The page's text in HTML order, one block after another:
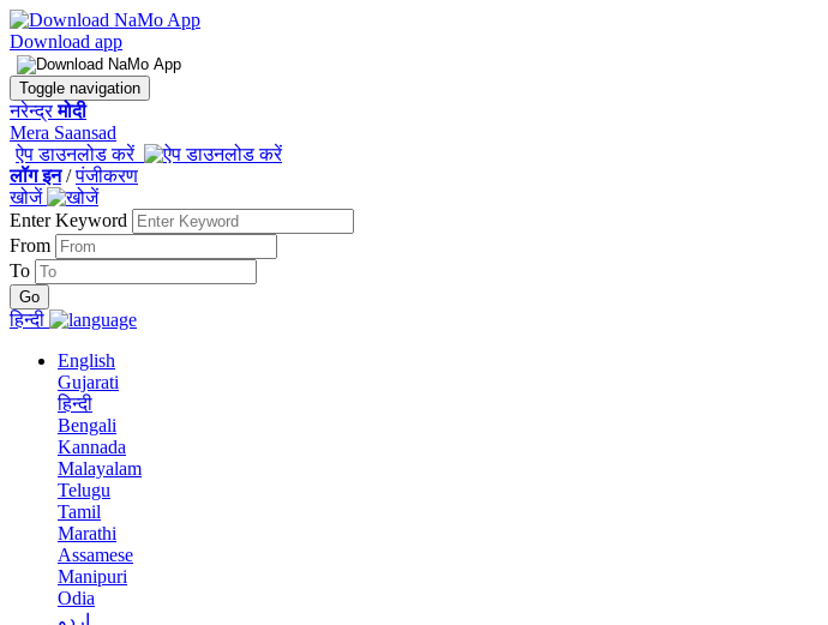
Download app
Toggle navigation
नरेन्द्रमोदी
Mera Saansad
ऐप डाउनलोड करें
लॉग इन/पंजीकरण
खोजें
Enter Keyword
From
To
हिन्दी
English
Gujarati
हिन्दी
Bengali
Kannada
Malayalam
Telugu
Tamil
Marathi
Assamese
Manipuri
Odia
اردو